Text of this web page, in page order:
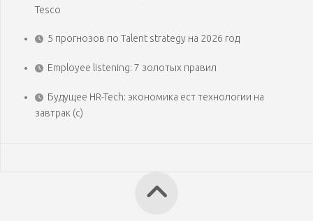
Tesco
5 прогнозов по Talent strategy на 2026 год
Employee listening: 7 золотых правил
Будущее HR-Tech: экономика ест технологии на
завтрак (с)